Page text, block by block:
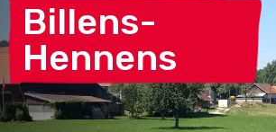
Billens-
Hennens